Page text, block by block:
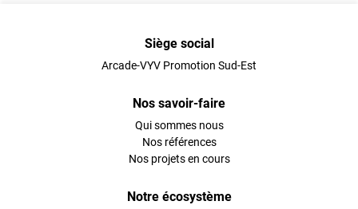
Siège social
Arcade-VYV Promotion Sud-Est
Nos savoir-faire
Qui sommes nous
Nos références
Nos projets en cours
Notre écosystème